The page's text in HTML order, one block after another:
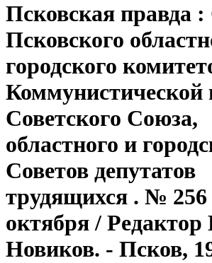
Псковская правда :
Псковского
городского
Коммунистической
Советского Союза,
областного и
Советов депутатов
трудящихся . № 256
октября /
Новиков. - Псков,